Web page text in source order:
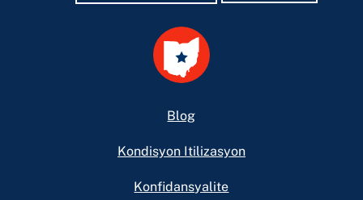
Blog
Kondisyon Itilizasyon
Konfidansyalite